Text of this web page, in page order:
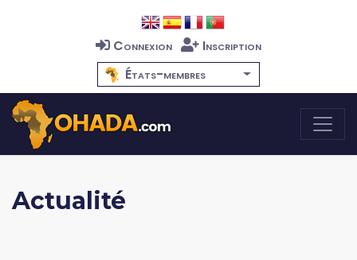
Connexion
Inscription
États-membres
Actualité